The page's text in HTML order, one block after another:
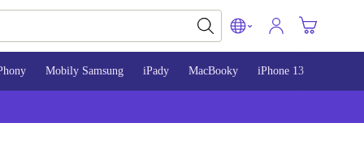
Mobily Samsung iPady MacBooky iPhone 13